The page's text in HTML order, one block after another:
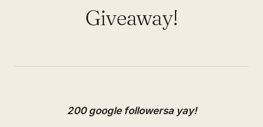
Giveaway!
200 google followersa yay!